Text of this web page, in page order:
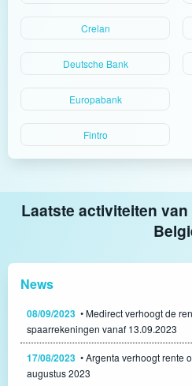
Crelan
Deutsche Bank
Europabank
Fintro
Laatste activiteiten
News
08/09/2023 • Medirect verhoogt de
spaarrekeningen vanaf 13.09.2023
17/08/2023 • Argenta verhoogt rente
augustus 2023